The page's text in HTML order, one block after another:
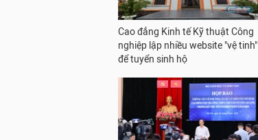
Cao đẳng Kinh tế Kỹ thuật Công
nghiệp lập nhiều website "vệ tinh"
để tuyển sinh hộ